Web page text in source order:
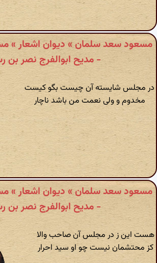
- مدیح ابوالفرج نصر بن
در مجلس شایسته آن چیست بگو کیست
مخدوم و ولی نعمت من باشد ناچار
- مدیح ابوالفرج نصر بن
هست این ز در مجلس آن صاحب والا
کز محتشمان نیست چو او سید احرار